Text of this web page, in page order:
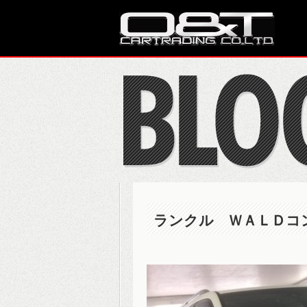
ランクル ＷＡＬＤコ